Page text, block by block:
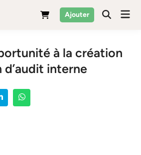
Ajouter
à la création
interne